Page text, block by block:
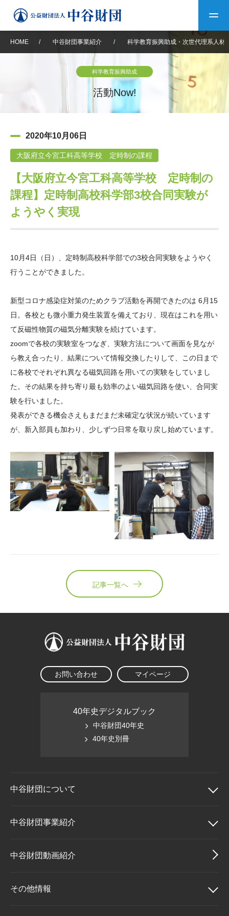
中谷財団について
設立趣意書 財団概要
沿革 40年史デジタルブック
中谷財団40年史
年報一覧
中谷財団事業紹介 中谷賞
神戸賞 長期大型研究助成
研究助成
ム
次世代理系人材育成プ
ログラム助成
中谷財団動画紹介
その他情報
その他情報
アクセス よくあるご質問
日本語 English マイページ
HOME / 中谷財団事業紹介 / 科学教育振興助成・次世代理系人材
科学教育振興助成
活動Now!
2020年10月06日
大阪府立今宮工科高等学校 定時制の課程
【大阪府立今宮工科高等学校 定時制の
課程】定時制高校科学部3校合同実験が
ようやく実現
10月4日（日）、定時制高校科学部での3校合同実験をようやく
行うことができました。
新型コロナ感染症対策のためクラブ活動を再開できたのは 6月15
日。各校とも微小重力発生装置を備えており、現在はこれを用い
て反磁性物質の磁気分離実験を続けています。
zoomで各校の実験室をつなぎ、実験方法について画面を見なが
ら教え合ったり、結果について情報交換したりして、この日まで
に各校でそれぞれ異なる磁気回路を用いての実験をしていまし
た。その結果を持ち寄り最も効率のよい磁気回路を使い、合同実
験を行いました。
発表ができる機会さえもまだまだ未確定な状況が続いています
が、新入部員も加わり、少しずつ日常を取り戻し始めています。
記事一覧へ
お問い合わせ マイページ
40年史デジタルブック
中谷財団40年史
40年史別冊
中谷財団について
中谷財団について
理事長挨拶
設立趣意書
中谷財団事業紹介
中谷財団事業紹介
中谷賞
中谷財団動画紹介
その他情報